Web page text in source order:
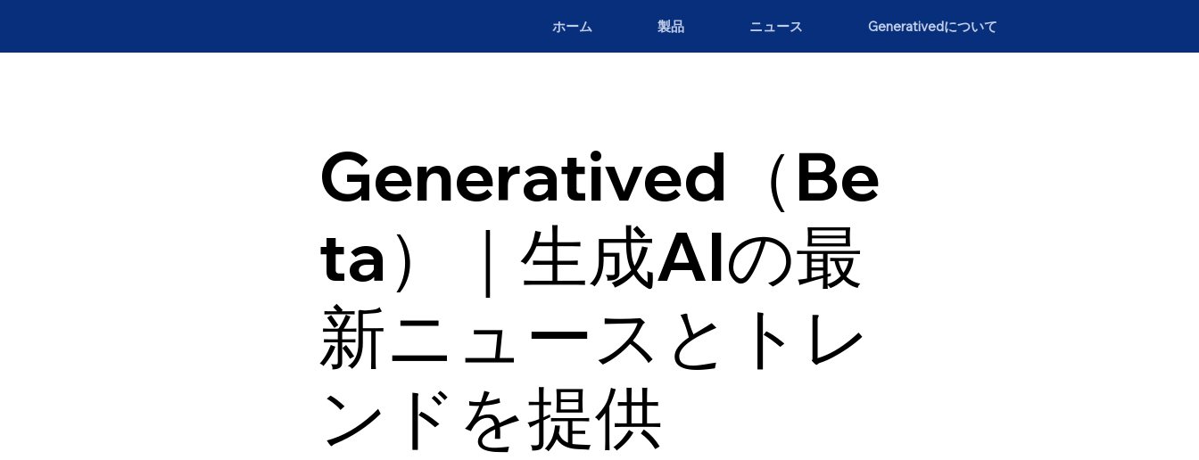
ホーム 製品 ニュース Generativedについて
Generatived（Be
ta）｜生成AIの最
新ニュースとトレ
ンドを提供